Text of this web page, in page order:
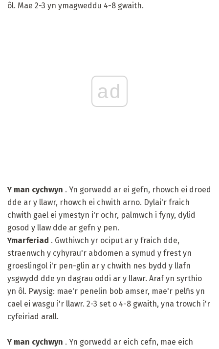
ôl. Mae 2-3 yn ymagweddu 4-8 gwaith.
ad
Y man cychwyn . Yn gorwedd ar ei gefn, rhowch ei droed
dde ar y llawr, rhowch ei chwith arno. Dylai'r fraich
chwith gael ei ymestyn i'r ochr, palmwch i fyny, dylid
gosod y llaw dde ar gefn y pen.
Ymarferiad . Gwthiwch yr ociput ar y fraich dde,
straenwch y cyhyrau'r abdomen a symud y frest yn
groeslingol i'r pen-glin ar y chwith nes bydd y llafn
ysgwydd dde yn dagrau oddi ar y llawr. Araf yn syrthio
yn ôl. Pwysig: mae'r penelin bob amser, mae'r pelfis yn
cael ei wasgu i'r llawr. 2-3 set o 4-8 gwaith, yna trowch i'r
cyfeiriad arall.
Y man cychwyn . Yn gorwedd ar eich cefn, mae eich